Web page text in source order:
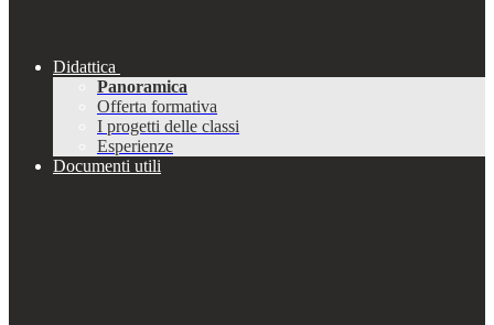
Didattica
Panoramica
Offerta formativa
I progetti delle classi
Esperienze
Documenti utili